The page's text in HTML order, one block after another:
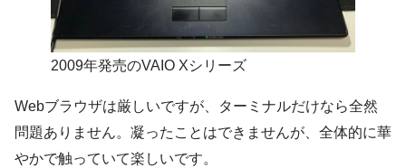
2009年発売のVAIO Xシリーズ
Webブラウザは厳しいですが、ターミナルだけなら全然
問題ありません。凝ったことはできませんが、全体的に華
やかで触っていて楽しいです。